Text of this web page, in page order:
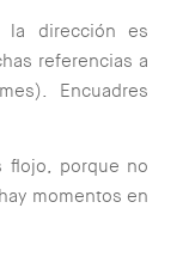
dirección es
referencias a
Encuadres
flojo, porque no
momentos en